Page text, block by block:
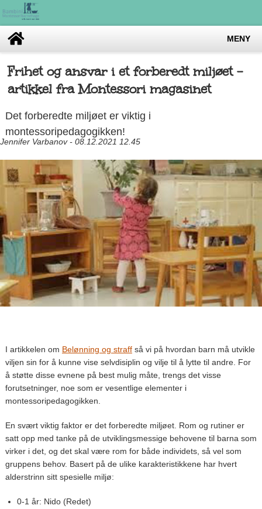
MENY
Frihet og ansvar i et forberedt miljøet -
artikkel fra Montessori magasinet
Det forberedte miljøet er viktig i
montessoripedagogikken!
Jennifer Varbanov - 08.12.2021 12.45
I artikkelen om Belønning og straffså vi på hvordan barn må utvikle
viljen sin for å kunne vise selvdisiplin og vilje til å lytte til andre. For
å støtte disse evnene på best mulig måte, trengs det visse
forutsetninger, noe som er vesentlige elementer i
montessoripedagogikken.
En svært viktig faktor er det forberedte miljøet. Rom og rutiner er
satt opp med tanke på de utviklingsmessige behovene til barna som
virker i det, og det skal være rom for både individets, så vel som
gruppens behov. Basert på de ulike karakteristikkene har hvert
alderstrinn sitt spesielle miljø:
0-1 år: Nido (Redet)